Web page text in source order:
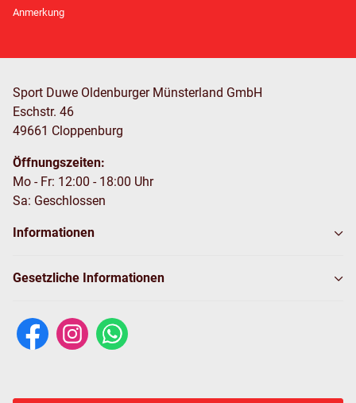
Anmerkung
Sport Duwe Oldenburger Münsterland GmbH
Eschstr. 46
49661 Cloppenburg
Öffnungszeiten:
Mo - Fr: 12:00 - 18:00 Uhr
Sa: Geschlossen
Informationen
Gesetzliche Informationen